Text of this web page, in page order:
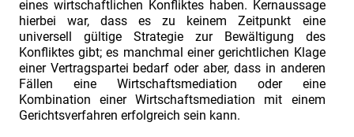
eines wirtschaftlichen Konfliktes haben. Kernaussage
hierbei war, dass es zu keinem Zeitpunkt eine
universell gültige Strategie zur Bewältigung des
Konfliktes gibt; es manchmal einer gerichtlichen Klage
einer Vertragspartei bedarf oder aber, dass in anderen
Fällen eine Wirtschaftsmediation oder eine
Kombination einer Wirtschaftsmediation mit einem
Gerichtsverfahren erfolgreich sein kann.
erstellt
man
einen
prüfbaren
Claim?“
INDUSTRIEFOKUS